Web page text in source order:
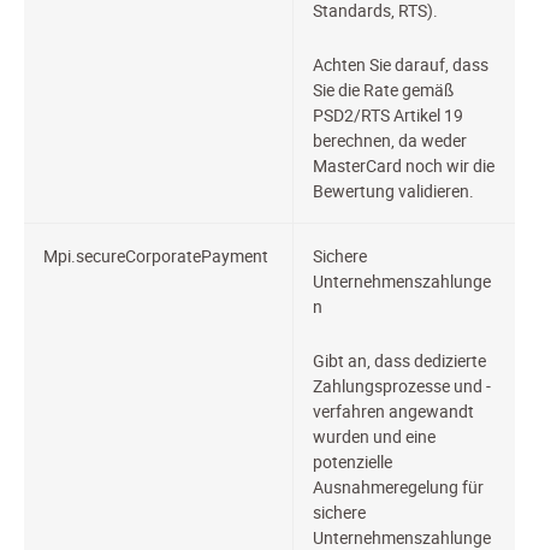
Standards, RTS).
Achten Sie darauf, dass
Sie die Rate gemäß
PSD2/RTS Artikel 19
berechnen, da weder
MasterCard noch wir die
Bewertung validieren.
Mpi.secureCorporatePayment
Sichere
Unternehmenszahlunge
n
Gibt an, dass dedizierte
Zahlungsprozesse und -
verfahren angewandt
wurden und eine
potenzielle
Ausnahmeregelung für
sichere
Unternehmenszahlunge